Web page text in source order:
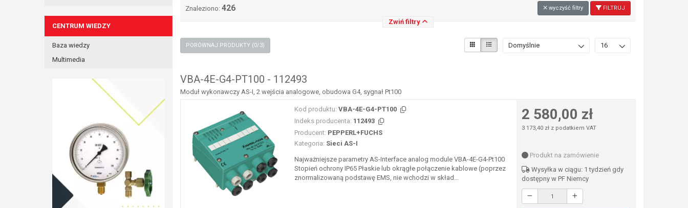
CENTRUM WIEDZY
Baza wiedzy
Multimedia
Znaleziono: 426 wyczyść filtry FILTRUJ
Zwiń filtry
PORÓWNAJ PRODUKTY (0/3) Domyślnie 16
VBA-4E-G4-PT100 - 112493
Moduł wykonawczy AS-I, 2 wejścia analogowe, obudowa G4, sygnał Pt100
Kod produktu: VBA-4E-G4-PT100
Indeks producenta: 112493
Producent: PEPPERL+FUCHS
Kategoria: Sieci AS-I
Najważniejsze parametry AS-Interface analog module VBA-4E-G4-Pt100
Stopień ochrony IP65 Płaskie lub okrągłe połączenie kablowe (poprzez
znormalizowaną podstawę EMS, nie wchodzi w skład...
2 580,00 zł
3 173,40 zł z podatkiem VAT
Produkt na zamówienie
Wysyłka w ciągu: 1 tydzień gdy
dostępny w PF Niemcy